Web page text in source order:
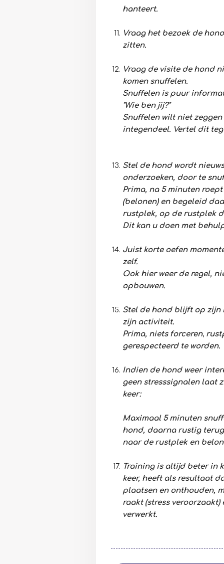
hanteert.
Vraag het bezoek de
zitten.
Vraag de visite de hond
komen snuffelen.
Snuffelen is puur
"Wie ben jij?"
Snuffelen wilt niet zeggen
integendeel. Vertel dit
Stel de hond wordt
onderzoeken, door te
Prima, na 5 minuten
(belonen) en begeleid
rustplek, op de rustplek
Dit kan u doen met
Juist korte oefen
zelf.
Ook hier weer de regel,
opbouwen.
Stel de hond blijft op zijn
zijn activiteit.
Prima, niets forceren,
gerespecteerd te worden.
Indien de hond weer
geen stresssignalen laat
keer:
Maximaal 5 minuten
hond, daarna rustig
naar de rustplek en
Training is altijd beter in
keer, heeft als resultaat
plaatsen en onthouden,
raakt (stress
verwerkt.